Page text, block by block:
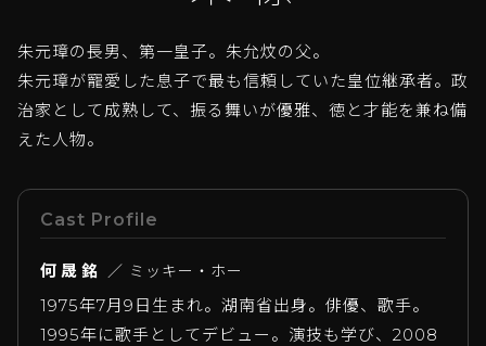
朱元璋の長男、第一皇子。朱允炆の父。
朱元璋が寵愛した息子で最も信頼していた皇位継承者。政
治家として成熟して、振る舞いが優雅、徳と才能を兼ね備
えた人物。
Cast Profile
何晟銘 ／ ミッキー・ホー
1975年7月9日生まれ。湖南省出身。俳優、歌手。
1995年に歌手としてデビュー。演技も学び、2008